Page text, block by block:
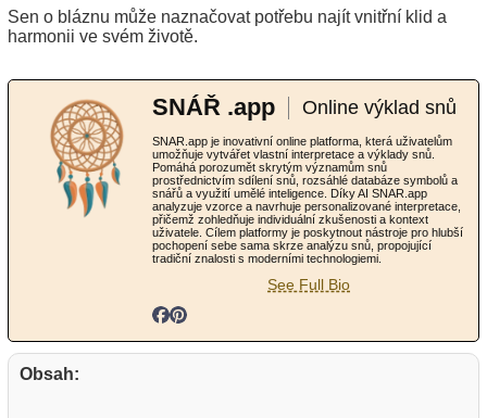
Sen o bláznu může naznačovat potřebu najít vnitřní klid a
harmonii ve svém životě.
SNÁŘ .app Online výklad snů
SNAR.app je inovativní online platforma, která uživatelům
umožňuje vytvářet vlastní interpretace a výklady snů.
Pomáhá porozumět skrytým významům snů
prostřednictvím sdílení snů, rozsáhlé databáze symbolů a
snářů a využití umělé inteligence. Díky AI SNAR.app
analyzuje vzorce a navrhuje personalizované interpretace,
přičemž zohledňuje individuální zkušenosti a kontext
uživatele. Cílem platformy je poskytnout nástroje pro hlubší
pochopení sebe sama skrze analýzu snů, propojující
tradiční znalosti s moderními technologiemi.
See Full Bio
Obsah: